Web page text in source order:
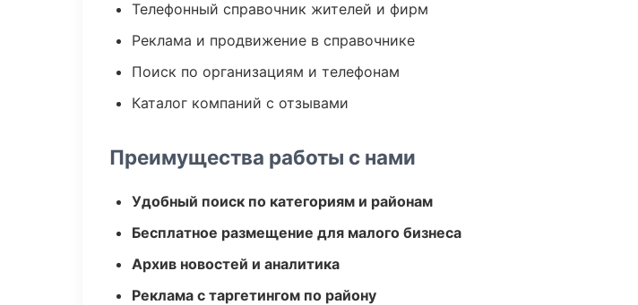
Телефонный справочник жителей и фирм
Реклама и продвижение в справочнике
Поиск по организациям и телефонам
Каталог компаний с отзывами
Преимущества работы с нами
Удобный поиск по категориям и районам
Бесплатное размещение для малого бизнеса
Архив новостей и аналитика
Реклама с таргетингом по району